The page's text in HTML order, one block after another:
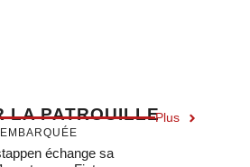
LA PATROUILLEPlus
échange sa